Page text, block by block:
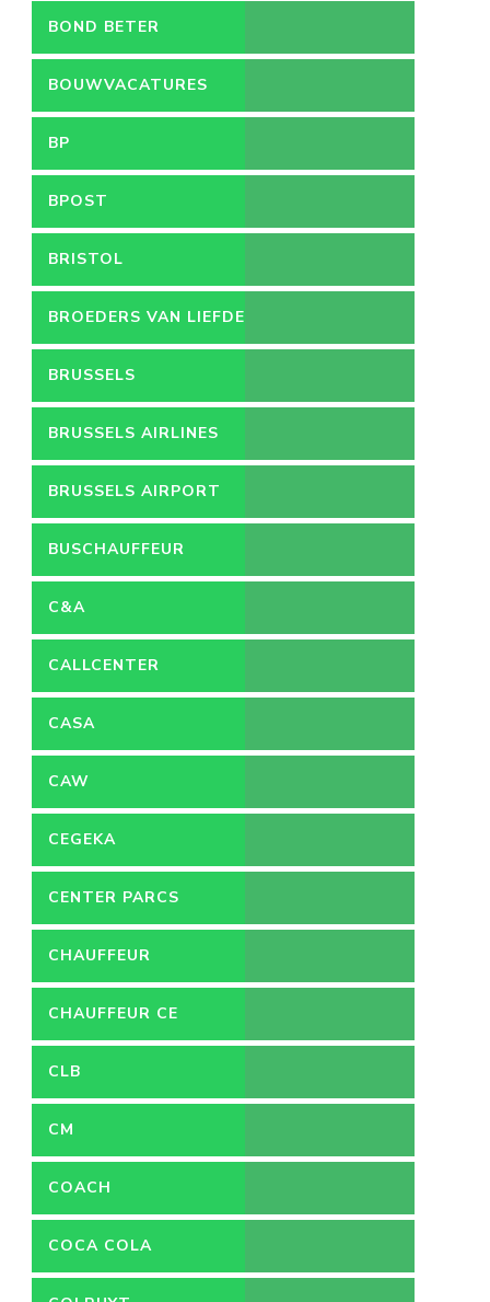
BOND BETER
LEEFMILIEU
BOUWVACATURES
BP
BPOST
BRISTOL
BROEDERS VAN LIEFDE
BRUSSELS
BRUSSELS AIRLINES
BRUSSELS AIRPORT
BUSCHAUFFEUR
C&A
CALLCENTER
VACATURES
CASA
CAW
CEGEKA
CENTER PARCS
CHAUFFEUR
CHAUFFEUR CE
CLB
CM
COACH
COCA COLA